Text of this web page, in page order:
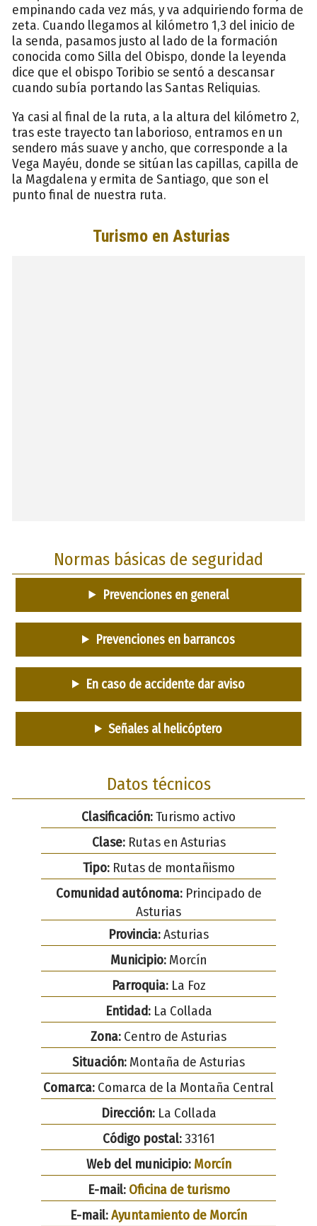
empinando cada vez más, y va adquiriendo forma de
zeta. Cuando llegamos al kilómetro 1,3 del inicio de
la senda, pasamos justo al lado de la formación
conocida como Silla del Obispo, donde la leyenda
dice que el obispo Toribio se sentó a descansar
cuando subía portando las Santas Reliquias.
Ya casi al final de la ruta, a la altura del kilómetro 2,
tras este trayecto tan laborioso, entramos en un
sendero más suave y ancho, que corresponde a la
Vega Mayéu, donde se sitúan las capillas, capilla de
la Magdalena y ermita de Santiago, que son el
punto final de nuestra ruta.
Normas básicas de seguridad
Prevenciones en general
Prevenciones en barrancos
En caso de accidente dar aviso
Señales al helicóptero
Datos técnicos
Clasificación:Turismo activo
Clase:Rutas en Asturias
Tipo:Rutas de montañismo
Comunidad autónoma:Principado de
Asturias
Provincia:Asturias
Municipio: Morcín
Parroquia:La Foz
Entidad:La Collada
Zona: Centro de Asturias
Situación: Montaña de Asturias
Comarca: Comarca de la Montaña Central
Dirección:La Collada
Código postal:33161
Web del municipio: Morcín
E-mail: Oficina de turismo
E-mail:Ayuntamiento de Morcín